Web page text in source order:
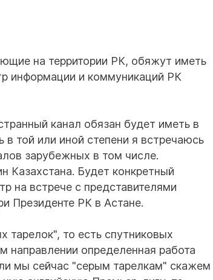
на территории РК, обяжут иметь
информации и коммуникаций РК
канал обязан будет иметь в
в той или иной степени я встречаюсь
зарубежных в том числе.
Казахстана. Будет конкретный
на встрече с представителями
Президенте РК в Астане.
тарелок", то есть спутниковых
направлении определенная работа
мы сейчас "серым тарелкам" скажем